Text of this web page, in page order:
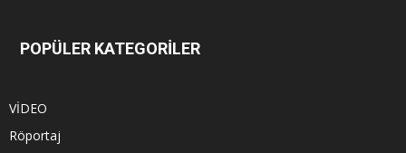
POPÜLER KATEGORİLER
VİDEO
Röportaj